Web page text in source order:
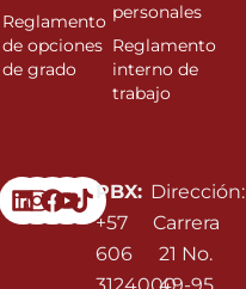
Linkedin
Instagram
Facebook
Youtube
PBX:
+57
606
Dirección:
Carrera
21 No.
Reglamento
de opciones
de grado
personales
Reglamento
interno de
trabajo